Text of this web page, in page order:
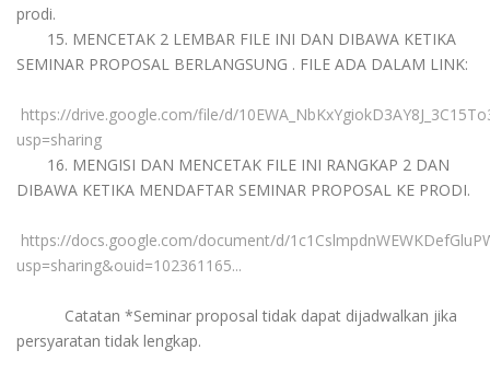
prodi.
15. MENCETAK 2 LEMBAR FILE INI DAN DIBAWA KETIKA
SEMINAR PROPOSAL BERLANGSUNG . FILE ADA DALAM LINK:
https://drive.google.com/file/d/
usp=sharing
16. MENGISI DAN MENCETAK FILE INI RANGKAP 2 DAN
DIBAWA KETIKA MENDAFTAR SEMINAR PROPOSAL KE PRODI.
https://docs.google.com/document/d/
usp=sharing&ouid=102361165...
Catatan *Seminar proposal tidak dapat dijadwalkan jika
persyaratan tidak lengkap.